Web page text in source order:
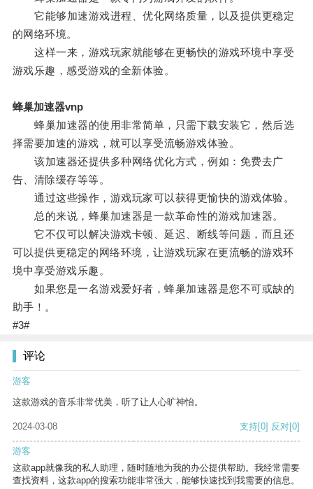
它能够加速游戏进程、优化网络质量，以及提供更稳定
的网络环境。
这样一来，游戏玩家就能够在更畅快的游戏环境中享受
游戏乐趣，感受游戏的全新体验。
蜂巢加速器vnp
蜂巢加速器的使用非常简单，只需下载安装它，然后选
择需要加速的游戏，就可以享受流畅游戏体验。
该加速器还提供多种网络优化方式，例如：免费去广
告、清除缓存等等。
通过这些操作，游戏玩家可以获得更愉快的游戏体验。
总的来说，蜂巢加速器是一款革命性的游戏加速器。
它不仅可以解决游戏卡顿、延迟、断线等问题，而且还
可以提供更稳定的网络环境，让游戏玩家在更流畅的游戏环
境中享受游戏乐趣。
如果您是一名游戏爱好者，蜂巢加速器是您不可或缺的
助手！。
#3#
评论
游客
这款游戏的音乐非常优美，听了让人心旷神怡。
2024-03-08 支持[0] 反对[0]
游客
这款app就像我的私人助理，随时随地为我的办公提供帮助。我经常需要
查找资料，这款app的搜索功能非常强大，能够快速找到我需要的信息。